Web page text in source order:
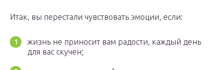
Итак, вы перестали чувствовать эмоции, если:
жизнь не приносит вам радости, каждый день
для вас скучен;